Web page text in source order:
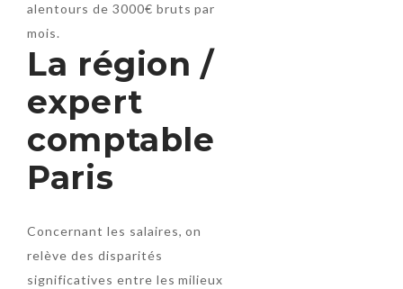
alentours de 3000€ bruts par
mois.
La région /
expert
comptable
Paris
Concernant les salaires, on
relève des disparités
significatives entre les milieux